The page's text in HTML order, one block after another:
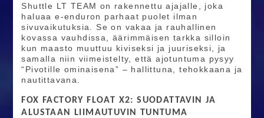
Shuttle LT TEAM on rakennettu ajajalle, joka
haluaa e-enduron parhaat puolet ilman
sivuvaikutuksia. Se on vakaa ja rauhallinen
kovassa vauhdissa, äärimmäisen tarkka silloin
kun maasto muuttuu kiviseksi ja juuriseksi, ja
samalla niin viimeistelty, että ajotuntuma pysyy
“Pivotille ominaisena” – hallittuna, tehokkaana ja
nautittavana.
FOX FACTORY FLOAT X2: SUODATTAVIN JA
ALUSTAAN LIIMAUTUVIN TUNTUMA